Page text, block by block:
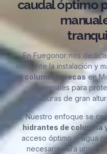
caudal óptimo
En Fuegonor nos
mediante la instalación y
y columnas secasen
esenciales para
estructuras de gran
Nuestro enfoque se
hidrantes de columna
acceso óptimo al agua
necesaria para una